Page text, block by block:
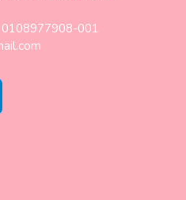
0108977908-001